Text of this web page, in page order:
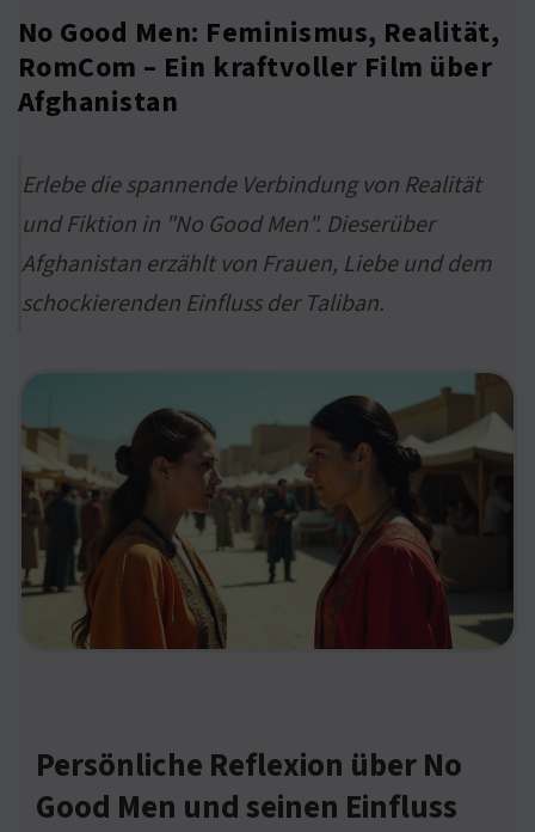
No Good Men: Feminismus, Realität,
RomCom – Ein kraftvoller Film über
Afghanistan
Erlebe die spannende Verbindung von Realität
und Fiktion in "No Good Men". Dieserüber
Afghanistan erzählt von Frauen, Liebe und dem
schockierenden Einfluss der Taliban.
Persönliche Reflexion über No
Good Men und seinen Einfluss